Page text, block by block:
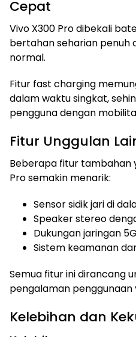
Cepat
Vivo X300 Pro dibekali
bertahan seharian penuh
normal.
Fitur fast charging
dalam waktu singkat,
pengguna dengan
Fitur Unggulan
Beberapa fitur tambahan
Pro semakin menarik:
Sensor sidik jari di
Speaker stereo
Dukungan jaringan 5G
Sistem keamanan
Semua fitur ini dirancang
pengalaman penggunaan
Kelebihan dan